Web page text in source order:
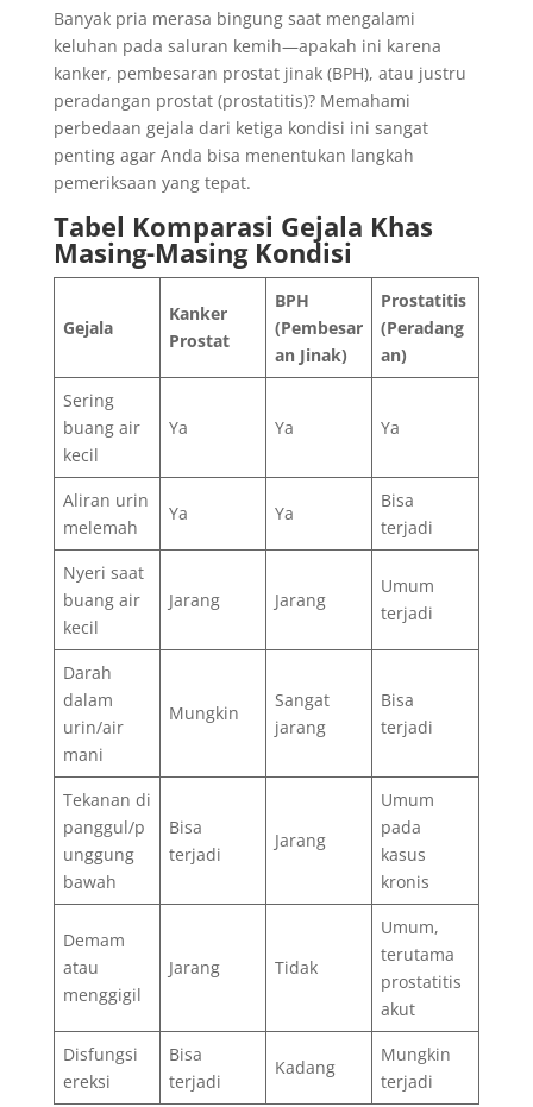
Banyak pria merasa bingung saat mengalami
keluhan pada saluran kemih—apakah ini karena
kanker, pembesaran prostat jinak (BPH), atau justru
peradangan prostat (prostatitis)? Memahami
perbedaan gejala dari ketiga kondisi ini sangat
penting agar Anda bisa menentukan langkah
pemeriksaan yang tepat.
Tabel Komparasi Gejala Khas
Masing-Masing Kondisi
Gejala
Kanker
Prostat
BPH
(Pembesar
an Jinak)
Prostatitis
(Peradang
an)
Sering
buang air
kecil
Ya Ya Ya
Aliran urin
melemah
Ya Ya
Bisa
terjadi
Nyeri saat
buang air
kecil
Jarang Jarang
Umum
terjadi
Darah
dalam
urin/air
mani
Mungkin
Sangat
jarang
Bisa
terjadi
Tekanan di
panggul/p
unggung
bawah
Bisa
terjadi
Jarang
Umum
pada
kasus
kronis
Demam
atau
menggigil
Jarang Tidak
Umum,
terutama
prostatitis
akut
Disfungsi
ereksi
Bisa
terjadi
Kadang
Mungkin
terjadi